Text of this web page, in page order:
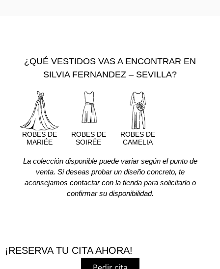
¿QUÉ VESTIDOS VAS A ENCONTRAR EN
SILVIA FERNANDEZ – SEVILLA?
ROBES DE
MARIÉE
ROBES DE
SOIRÉE
ROBES DE
CAMELIA
La colección disponible puede variar según el punto de
venta. Si deseas probar un diseño concreto, te
aconsejamos contactar con la tienda para solicitarlo o
confirmar su disponibilidad.
¡RESERVA TU CITA AHORA!